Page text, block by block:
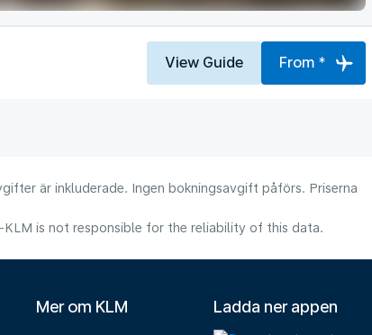
View Guide From *
är inkluderade. Ingen bokningsavgift påförs. Priserna
is not responsible for the reliability of this data.
Mer om KLM Ladda ner appen